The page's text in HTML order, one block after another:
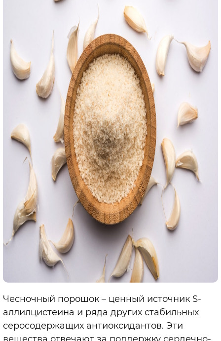
Чесночный порошок – ценный источник S-
аллилцистеина и ряда других стабильных
серосодержащих антиоксидантов. Эти